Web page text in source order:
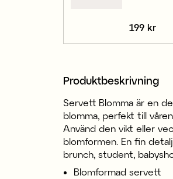
Pris :199 kr
199 kr
Produktbeskrivning
Servett Blomma är en
blomma, perfekt till
Använd den vikt eller
blomformen. En fin
brunch, student,
Blomformad servett